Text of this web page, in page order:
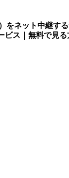
をネット中継す
ビス｜無料で見る